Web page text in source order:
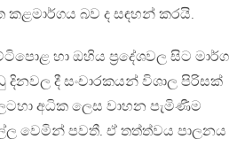
කළමාර්ගය බව ද සඳහන් කරයි.
හා ඔහිය ප‍්‍රදේශවල සිට මාර්ග
දිනවල දී සංචාරකයන් විශාල පිරිසක්
අධික ලෙස වාහන පැමිණීම
වෙමින් පවතී. ඒ තත්ත්වය පාලනය